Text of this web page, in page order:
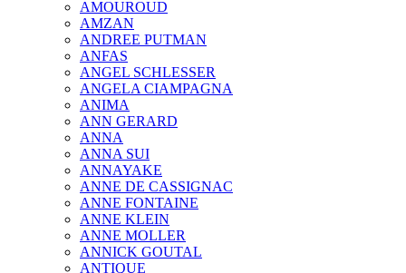
AMOUROUD
AMZAN
ANDREE PUTMAN
ANFAS
ANGEL SCHLESSER
ANGELA CIAMPAGNA
ANIMA
ANN GERARD
ANNA
ANNA SUI
ANNAYAKE
ANNE DE CASSIGNAC
ANNE FONTAINE
ANNE KLEIN
ANNE MOLLER
ANNICK GOUTAL
ANTIQUE